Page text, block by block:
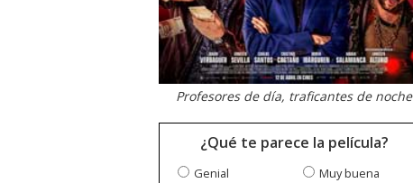
Profesores de día, traficantes de noche
¿Qué te parece la película?
Genial
Muy buena